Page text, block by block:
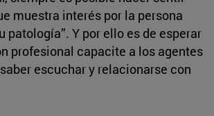
muestra interés por la persona
patología”. Y por ello es de esperar
profesional capacite a los agentes
escuchar y relacionarse con